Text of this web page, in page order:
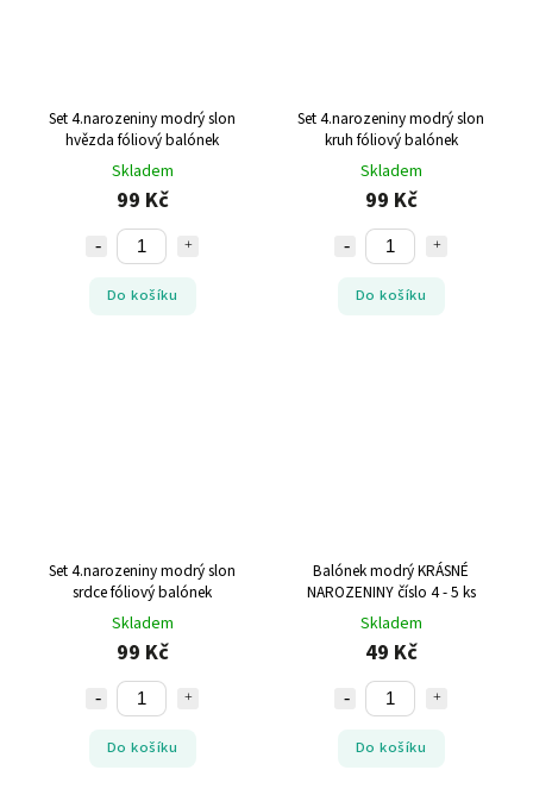
Set 4.narozeniny modrý slon
hvězda fóliový balónek
Skladem
99 Kč
Do košíku
Set 4.narozeniny modrý slon
kruh fóliový balónek
Skladem
99 Kč
Do košíku
Set 4.narozeniny modrý slon
srdce fóliový balónek
Skladem
99 Kč
Do košíku
Balónek modrý KRÁSNÉ
NAROZENINY číslo 4 - 5 ks
Skladem
49 Kč
Do košíku